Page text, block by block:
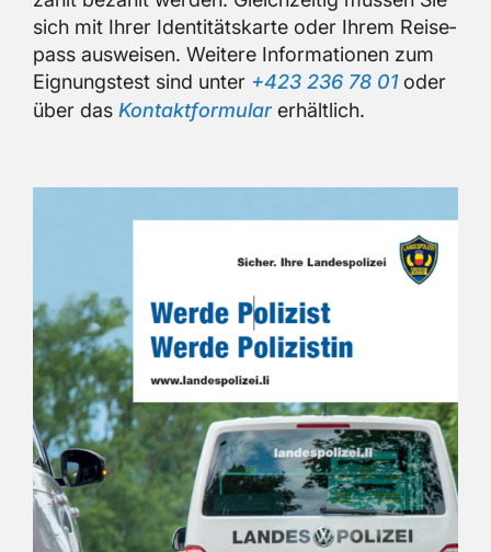
sich mit Ihrer Iden­ti­täts­kar­te oder Ihrem Rei­se­
pass aus­wei­sen. Wei­te­re In­for­ma­tio­nen zum
Eig­nungs­test sind unter +423 236 78 01oder
über das Kon­takt­for­mu­larer­hält­lich.